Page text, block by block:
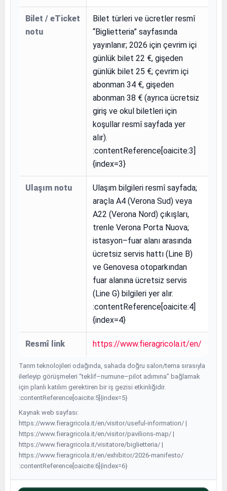
Bilet / eTicket
notu
Bilet türleri ve ücretler resmî
“Biglietteria” sayfasında
yayınlanır; 2026 için çevrim içi
günlük bilet 22 €, gişeden
günlük bilet 25 €; çevrim içi
abonman 34 €, gişeden
abonman 38 € (ayrıca ücretsiz
giriş ve okul biletleri için
koşullar resmî sayfada yer
alır).
:contentReference[oaicite:3]
{index=3}
Ulaşım notu
Ulaşım bilgileri resmî sayfada;
araçla A4 (Verona Sud) veya
A22 (Verona Nord) çıkışları,
trenle Verona Porta Nuova;
istasyon–fuar alanı arasında
ücretsiz servis hattı (Line B)
ve Genovesa otoparkından
fuar alanına ücretsiz servis
(Line G) bilgileri yer alır.
:contentReference[oaicite:4]
{index=4}
Resmî link https://www.fieragricola.it/en/
Tarım teknolojileri odağında, sahada doğru salon/tema sırasıyla
ilerleyip görüşmeleri “teklif–numune–pilot adımına” bağlamak
için planlı katılım gerektiren bir iş gezisi etkinliğidir.
:contentReference[oaicite:5]{index=5}
Kaynak web sayfası:
https://www.fieragricola.it/en/visitor/useful-information/ |
https://www.fieragricola.it/en/visitor/pavilions-map/ |
https://www.fieragricola.it/visitatore/biglietteria/ |
https://www.fieragricola.it/en/exhibitor/2026-manifesto/
:contentReference[oaicite:6]{index=6}